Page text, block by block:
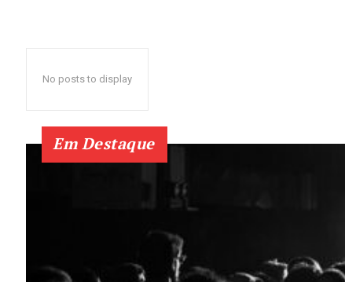
No posts to display
Em Destaque